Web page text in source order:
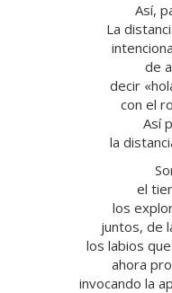
Así,
La
de
decir
con el
Así
la
el
los
juntos, de
los labios
ahora
invocando la